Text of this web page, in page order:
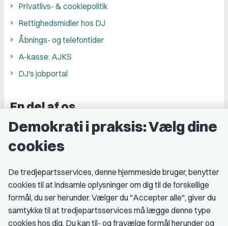
Privatlivs- & cookiepolitik
Rettighedsmidler hos DJ
Åbnings- og telefontider
A-kasse: AJKS
DJ's jobportal
En del af os
Grupper og kredse
Studenterorganisationer
Medlemskab
Fordele som medlem
Demokrati i praksis: Vælg dine
cookies
De tredjepartsservices, denne hjemmeside bruger, benytter
cookies til at indsamle oplysninger om dig til de forskellige
formål, du ser herunder. Vælger du "Accepter alle", giver du
samtykke til at tredjepartsservices må lægge denne type
cookies hos dig. Du kan til- og fravælge formål herunder og